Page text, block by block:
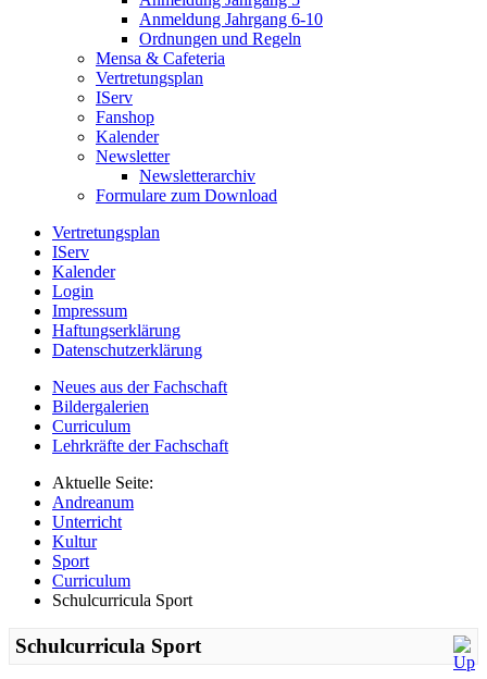
Anmeldung Jahrgang 6-10
Ordnungen und Regeln
Mensa & Cafeteria
Vertretungsplan
IServ
Fanshop
Kalender
Newsletter
Newsletterarchiv
Formulare zum Download
Vertretungsplan
IServ
Kalender
Login
Impressum
Haftungserklärung
Datenschutzerklärung
Neues aus der Fachschaft
Bildergalerien
Curriculum
Lehrkräfte der Fachschaft
Aktuelle Seite:
Andreanum
Unterricht
Kultur
Sport
Curriculum
Schulcurricula Sport
Schulcurricula Sport